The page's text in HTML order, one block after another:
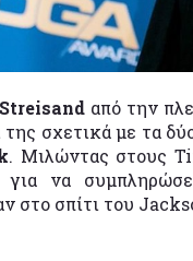
από την
της σχετικά με τα
. Μιλώντας στους
να
στο σπίτι του